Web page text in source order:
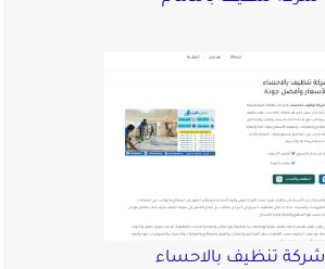
شركة تنظيف بالاحساء